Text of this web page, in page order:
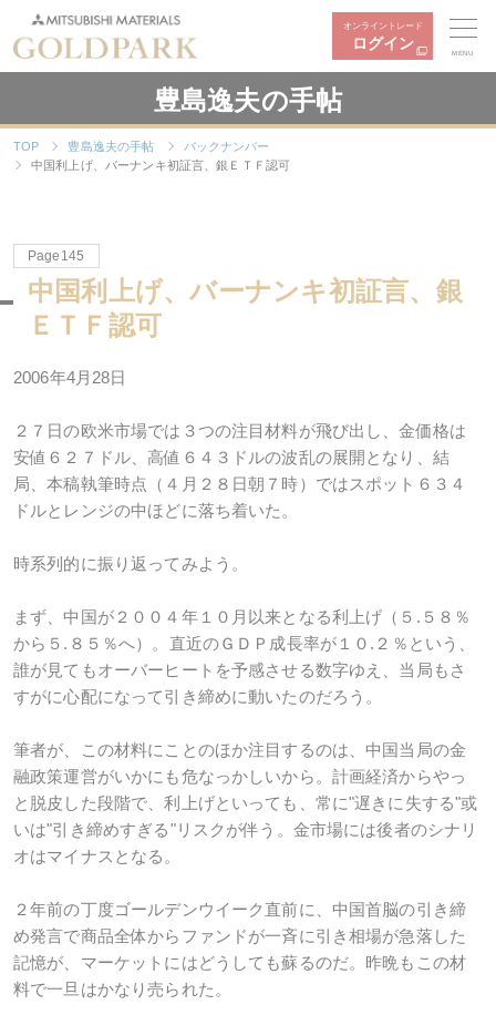
オンライントレード
ログイン
MENU
豊島逸夫の手帖
TOP 豊島逸夫の手帖
バックナンバー
中国利上げ、バーナンキ初証言、銀ＥＴＦ認可
Page145
中国利上げ、バーナンキ初証言、銀
ＥＴＦ認可
2006年4月28日
２７日の欧米市場では３つの注目材料が飛び出し、金価格は
安値６２７ドル、高値６４３ドルの波乱の展開となり、結
局、本稿執筆時点（４月２８日朝７時）ではスポット６３４
ドルとレンジの中ほどに落ち着いた。
時系列的に振り返ってみよう。
まず、中国が２００４年１０月以来となる利上げ（５.５８％
から５.８５％へ）。直近のＧＤＰ成長率が１０.２％という、
誰が見てもオーバーヒートを予感させる数字ゆえ、当局もさ
すがに心配になって引き締めに動いたのだろう。
筆者が、この材料にことのほか注目するのは、中国当局の金
融政策運営がいかにも危なっかしいから。計画経済からやっ
と脱皮した段階で、利上げといっても、常に"遅きに失する"或
いは"引き締めすぎる"リスクが伴う。金市場には後者のシナリ
オはマイナスとなる。
２年前の丁度ゴールデンウイーク直前に、中国首脳の引き締
め発言で商品全体からファンドが一斉に引き相場が急落した
記憶が、マーケットにはどうしても蘇るのだ。昨晩もこの材
料で一旦はかなり売られた。